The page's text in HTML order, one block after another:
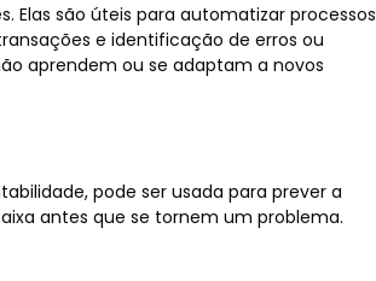
Elas são úteis para automatizar processos
e identificação de erros ou
aprendem ou se adaptam a novos
pode ser usada para prever a
antes que se tornem um problema.